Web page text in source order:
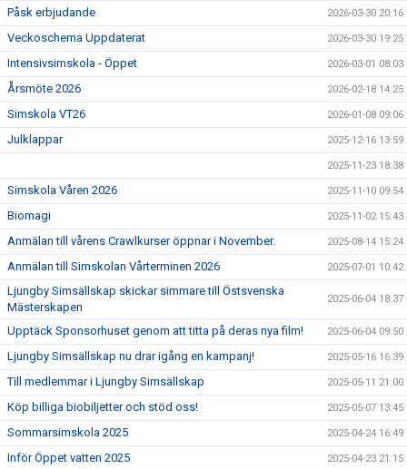
Påsk erbjudande 2026-03-30 20:16
Veckoschema Uppdaterat 2026-03-30 19:25
Intensivsimskola - Öppet 2026-03-01 08:03
Årsmöte 2026 2026-02-18 14:25
Simskola VT26 2026-01-08 09:06
Julklappar 2025-12-16 13:59
2025-11-23 18:38
Simskola Våren 2026 2025-11-10 09:54
Biomagi 2025-11-02 15:43
Anmälan till vårens Crawlkurser öppnar i November. 2025-08-14 15:24
Anmälan till Simskolan Vårterminen 2026 2025-07-01 10:42
Ljungby Simsällskap skickar simmare till Östsvenska
Mästerskapen
2025-06-04 18:37
Upptäck Sponsorhuset genom att titta på deras nya film! 2025-06-04 09:50
Ljungby Simsällskap nu drar igång en kampanj! 2025-05-16 16:39
Till medlemmar i Ljungby Simsällskap 2025-05-11 21:00
Köp billiga biobiljetter och stöd oss! 2025-05-07 13:45
Sommarsimskola 2025 2025-04-24 16:49
Inför Öppet vatten 2025 2025-04-23 21:15